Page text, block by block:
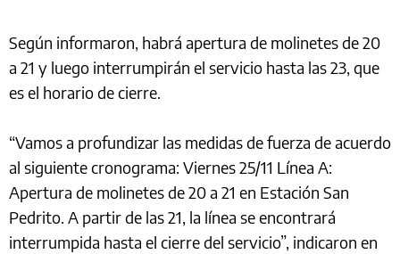
Según informaron, habrá apertura de molinetes de 20
a 21 y luego interrumpirán el servicio hasta las 23, que
es el horario de cierre.
“Vamos a profundizar las medidas de fuerza de acuerdo
al siguiente cronograma: Viernes 25/11 Línea A:
Apertura de molinetes de 20 a 21 en Estación San
Pedrito. A partir de las 21, la línea se encontrará
interrumpida hasta el cierre del servicio”, indicaron en